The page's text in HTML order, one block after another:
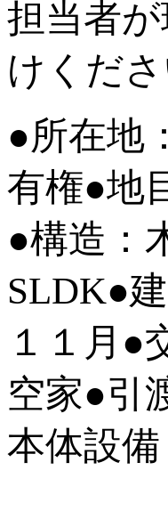
担当者
けくださ
●所在地
有権●地
●構造：
SLDK●
１１月●
空家●引
本体設